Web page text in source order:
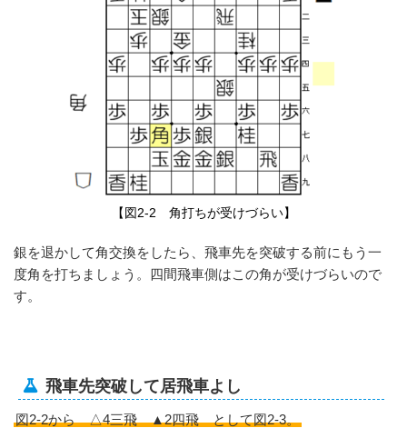
【図2-2 角打ちが受けづらい】
銀を退かして角交換をしたら、飛車先を突破する前にもう一
度角を打ちましょう。四間飛車側はこの角が受けづらいので
す。
飛車先突破して居飛車よし
図2-2から △4三飛 ▲2四飛 として図2-3。